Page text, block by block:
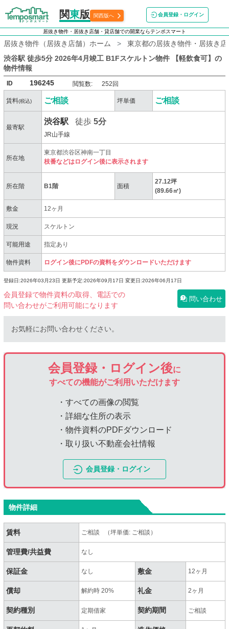
関東版 関西版へ 会員登録・ログイン
居抜き物件・居抜き店舗・貸店舗での開業ならテンポスマート
居抜き物件（居抜き店舗）ホーム
東京都の居抜き物件・居抜き
渋谷駅 徒歩5分 2026年4月竣工 B1Fスケルトン物件 【軽飲食可】 の
物件情報
ID 196245 閲覧数: 252回
賃料(税込) ご相談 坪単価 ご相談
最寄駅
渋谷駅 徒歩5分
JR山手線
所在地
東京都渋谷区神南一丁目
枝番などはログイン後に表示されます
所在階 B1階 面積
27.12坪
(89.66㎡)
敷金 12ヶ月
現況 スケルトン
可能用途 指定あり
物件資料 ログイン後にPDFの資料をダウンロードいただけます
登録日:2026年03月23日 更新予定:2026年09月17日 変更日:2026年06月17日
会員登録で物件資料の取得、電話での
問い合わせがご利用可能になります
問い合わせ
お気軽にお問い合わせください。
会員登録・ログイン後に
すべての機能がご利用いただけます
・すべての画像の閲覧
・詳細な住所の表示
・物件資料のPDFダウンロード
・取り扱い不動産会社情報
会員登録・ログイン
物件詳細
賃料 ご相談 （坪単価: ご相談）
管理費/共益費 なし
保証金 なし 敷金 12ヶ月
償却 解約時 20% 礼金 2ヶ月
契約種別 定期借家 契約期間 ご相談